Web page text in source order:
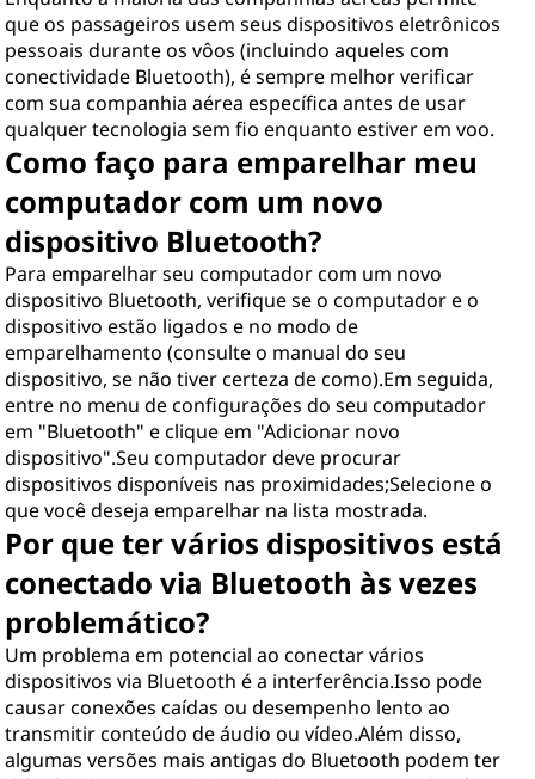
que os passageiros usem seus dispositivos eletrônicos
pessoais durante os vôos (incluindo aqueles com
conectividade Bluetooth), é sempre melhor verificar
com sua companhia aérea específica antes de usar
qualquer tecnologia sem fio enquanto estiver em voo.
Como faço para emparelhar meu
computador com um novo
dispositivo Bluetooth?
Para emparelhar seu computador com um novo
dispositivo Bluetooth, verifique se o computador e o
dispositivo estão ligados e no modo de
emparelhamento (consulte o manual do seu
dispositivo, se não tiver certeza de como).Em seguida,
entre no menu de configurações do seu computador
em "Bluetooth" e clique em "Adicionar novo
dispositivo".Seu computador deve procurar
dispositivos disponíveis nas proximidades;Selecione o
que você deseja emparelhar na lista mostrada.
Por que ter vários dispositivos está
conectado via Bluetooth às vezes
problemático?
Um problema em potencial ao conectar vários
dispositivos via Bluetooth é a interferência.Isso pode
causar conexões caídas ou desempenho lento ao
transmitir conteúdo de áudio ou vídeo.Além disso,
algumas versões mais antigas do Bluetooth podem ter